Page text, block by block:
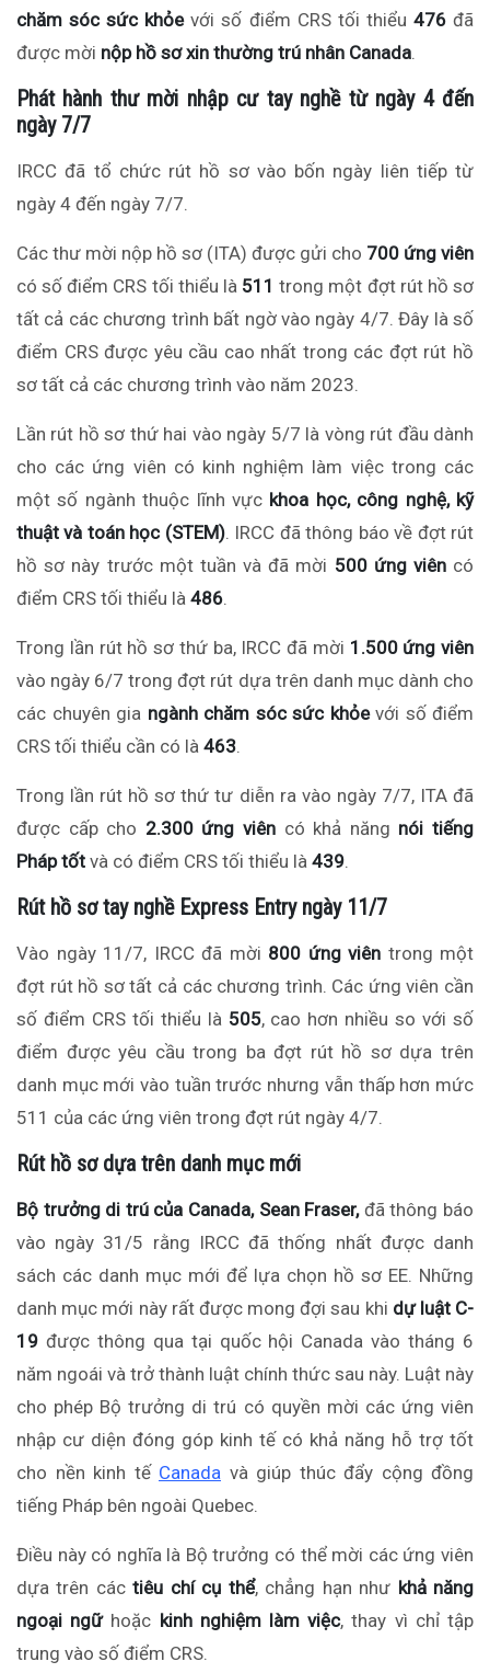
chăm sóc sức khỏevới số điểm CRS tối thiểu 476đã
được mời nộp hồ sơ xin thường trú nhân Canada.
Phát hành thư mời nhập cư tay nghề từ ngày 4 đến
ngày 7/7
IRCC đã tổ chức rút hồ sơ vào bốn ngày liên tiếp từ
ngày 4 đến ngày 7/7.
Các thư mời nộp hồ sơ (ITA) được gửi cho 700 ứng viên
có số điểm CRS tối thiểu là 511 trong một đợt rút hồ sơ
tất cả các chương trình bất ngờ vào ngày 4/7. Đây là số
điểm CRS được yêu cầu cao nhất trong các đợt rút hồ
sơ tất cả các chương trình vào năm 2023.
Lần rút hồ sơ thứ hai vào ngày 5/7 là vòng rút đầu dành
cho các ứng viên có kinh nghiệm làm việc trong các
một số ngành thuộc lĩnh vực khoa học, công nghệ, kỹ
thuật và toán học (STEM). IRCC đã thông báo về đợt rút
hồ sơ này trước một tuần và đã mời 500 ứng viêncó
điểm CRS tối thiểu là 486.
Trong lần rút hồ sơ thứ ba, IRCC đã mời 1.500 ứng viên
vào ngày 6/7 trong đợt rút dựa trên danh mục dành cho
các chuyên gia ngành chăm sóc sức khỏevới số điểm
CRS tối thiểu cần có là 463.
Trong lần rút hồ sơ thứ tư diễn ra vào ngày 7/7, ITA đã
được cấp cho 2.300 ứng viên có khả năng nói tiếng
Pháp tốt và có điểm CRS tối thiểu là 439.
Rút hồ sơ tay nghề Express Entry ngày 11/7
Vào ngày 11/7, IRCC đã mời 800 ứng viên trong một
đợt rút hồ sơ tất cả các chương trình. Các ứng viên cần
số điểm CRS tối thiểu là505, cao hơn nhiều so với số
điểm được yêu cầu trong ba đợt rút hồ sơ dựa trên
danh mục mới vào tuần trước nhưng vẫn thấp hơn mức
511 của các ứng viên trong đợt rút ngày 4/7.
Rút hồ sơ dựa trên danh mục mới
Bộ trưởng di trú của Canada, Sean Fraser,đã thông báo
vào ngày 31/5 rằng IRCC đã thống nhất được danh
sách các danh mục mới để lựa chọn hồ sơ EE. Những
danh mục mới này rất được mong đợi sau khi dự luật C-
19 được thông qua tại quốc hội Canada vào tháng 6
năm ngoái và trở thành luật chính thức sau này. Luật này
cho phép Bộ trưởng di trú có quyền mời các ứng viên
nhập cư diện đóng góp kinh tế có khả năng hỗ trợ tốt
cho nền kinh tế Canada và giúp thúc đẩy cộng đồng
tiếng Pháp bên ngoài Quebec.
Điều này có nghĩa là Bộ trưởng có thể mời các ứng viên
dựa trên cáctiêu chí cụ thể, chẳng hạn như khả năng
ngoại ngữhoặc kinh nghiệm làm việc, thay vì chỉ tập
trung vào số điểm CRS.